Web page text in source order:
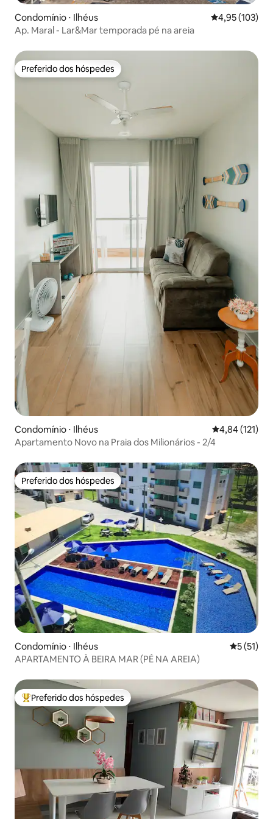
Condomínio ⋅ Ilhéus 4,95 de uma
4,95 (103)
Ap. Maral - Lar&Mar temporada pé na areia
Preferido dos hóspedes
Preferido dos hóspedes
Condomínio ⋅ Ilhéus 4,84 de uma
4,84 (121)
Apartamento Novo na Praia dos Milionários - 2/4
Preferido dos hóspedes
Preferido dos hóspedes
Condomínio ⋅ Ilhéus 5 de uma
5 (51)
APARTAMENTO À BEIRA MAR (PÉ NA AREIA)
Entre os melhores preferidos dos hóspedes
Preferido dos hóspedes